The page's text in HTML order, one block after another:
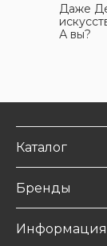
Даже
А вы?
Каталог
Бренды
Информация